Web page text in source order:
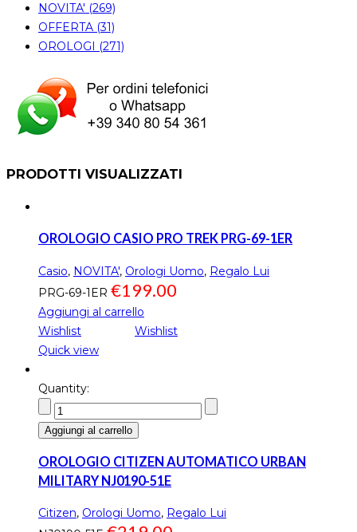
NOVITA' (269)
OFFERTA (31)
OROLOGI (271)
PRODOTTI VISUALIZZATI
OROLOGIO CASIO PRO TREK PRG-69-1ER
Casio, NOVITA', Orologi Uomo, Regalo Lui
PRG-69-1ER €199.00
Aggiungi al carrello
Wishlist
Wishlist
Quick view
Quantity:
Aggiungi al carrello
OROLOGIO CITIZEN AUTOMATICO URBAN
MILITARY NJ0190-51E
Citizen, Orologi Uomo, Regalo Lui